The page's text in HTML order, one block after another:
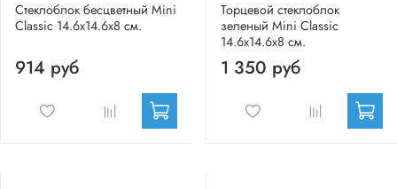
Стеклоблок бесцветный Mini
Classic 14.6x14.6x8 см.
914 руб
Торцевой стеклоблок
зеленый Mini Classic
14.6x14.6x8 см.
1 350 руб